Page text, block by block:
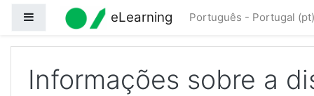
Ir para o conteúdo principal
Painel lateral eLearning Português - Portugal
Informações sobre a